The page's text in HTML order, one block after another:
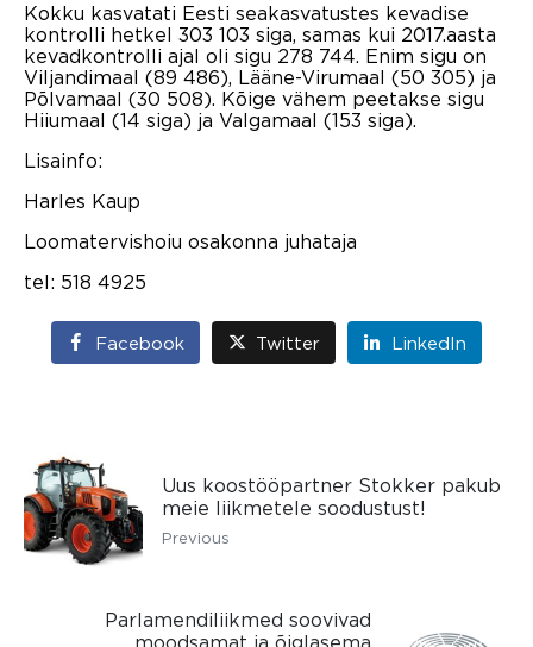
Kokku kasvatati Eesti seakasvatustes kevadise
kontrolli hetkel 303 103 siga, samas kui 2017.aasta
kevadkontrolli ajal oli sigu 278 744. Enim sigu on
Viljandimaal (89 486), Lääne-Virumaal (50 305) ja
Põlvamaal (30 508). Kõige vähem peetakse sigu
Hiiumaal (14 siga) ja Valgamaal (153 siga).
Lisainfo:
Harles Kaup
Loomatervishoiu osakonna juhataja
tel: 518 4925
Facebook Twitter LinkedIn
Uus koostööpartner Stokker pakub
meie liikmetele soodustust!
Previous
Parlamendiliikmed soovivad
moodsamat ja õiglasema